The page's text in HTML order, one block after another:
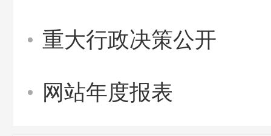
重大行政决策公开
网站年度报表